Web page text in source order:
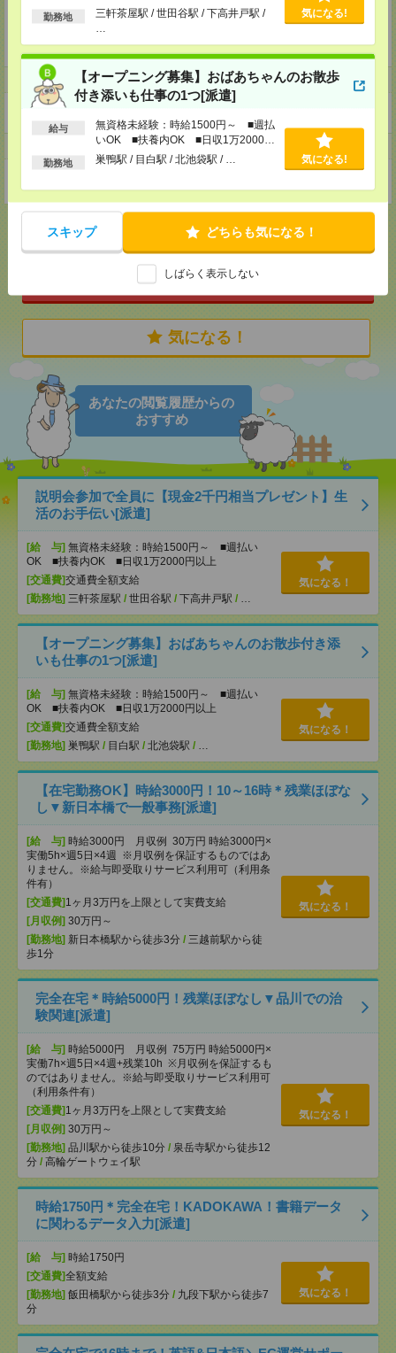
以上
勤務地
三軒茶屋駅 / 世田谷駅 / 下高井戸駅 /
気になる!
【オープニング募集】おばあちゃんのお散歩
付き添いも仕事の1つ[派遣]
給与
無資格未経験：時給1500円～ ■週払
いOK ■扶養内OK ■日収1万2000円
以上
勤務地 巣鴨駅 / 目白駅 / 北池袋駅 / … 気になる!
スキップ どちらも気になる！
しばらく表示しない
コミュニケーション活動
日本社会における難民問題の認知と理解を拡大し、共感と連帯の輪を広げ
る。
ホームページ
https://en-gage.net/japanforunhcr_saiyo/
応募ページへ
気になる！
あなたの閲覧履歴からの
おすすめ
説明会参加で全員に【現金2千円相当プレゼント】生
活のお手伝い[派遣]
[給 与] 無資格未経験：時給1500円～ ■週払い
OK ■扶養内OK ■日収1万2000円以上
[交通費]交通費全額支給
[勤務地] 三軒茶屋駅 / 世田谷駅 / 下高井戸駅 /
気になる！
【オープニング募集】おばあちゃんのお散歩付き添
いも仕事の1つ[派遣]
[給 与] 無資格未経験：時給1500円～ ■週払い
OK ■扶養内OK ■日収1万2000円以上
[交通費]交通費全額支給
[勤務地] 巣鴨駅 / 目白駅 / 北池袋駅 /
気になる！
【在宅勤務OK】時給3000円！10～16時＊残業ほぼな
し▼新日本橋で一般事務[派遣]
[給 与] 時給3000円 月収例 30万円 時給3000円×
実働5h×週5日×4週 ※月収例を保証するものではあ
りません。※給与即受取りサービス利用可（利用条
件有）
[交通費]1ヶ月3万円を上限として実費支給
[月収例] 30万円～
[勤務地] 新日本橋駅から徒歩3分 / 三越前駅から徒
歩1分
気になる！
完全在宅＊時給5000円！残業ほぼなし▼品川での治
験関連[派遣]
[給 与] 時給5000円 月収例 75万円 時給5000円×
実働7h×週5日×4週+残業10h ※月収例を保証するも
のではありません。※給与即受取りサービス利用可
（利用条件有）
[交通費]1ヶ月3万円を上限として実費支給
[月収例] 30万円～
[勤務地] 品川駅から徒歩10分 / 泉岳寺駅から徒歩12
分 / 高輪ゲートウェイ駅
気になる！
時給1750円＊完全在宅！KADOKAWA！書籍データ
に関わるデータ入力[派遣]
[給 与] 時給1750円
[交通費]全額支給
[勤務地] 飯田橋駅から徒歩3分 / 九段下駅から徒歩7
分
気になる！